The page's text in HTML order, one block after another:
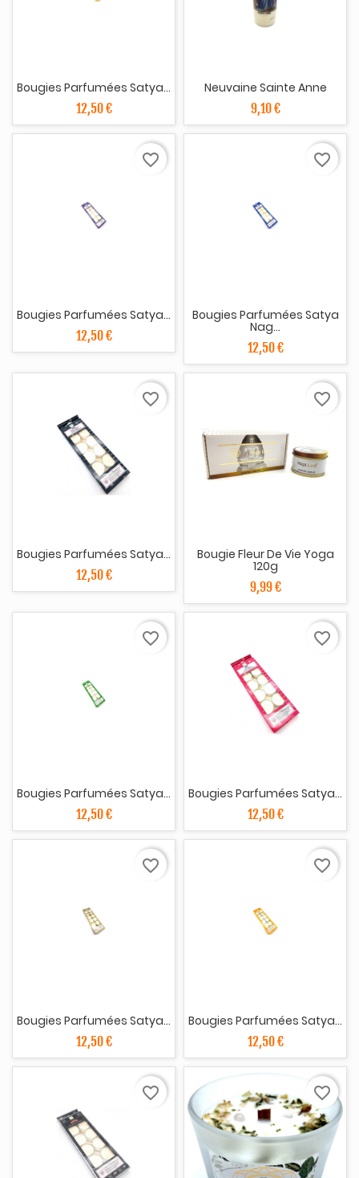
Bougies Parfumées Satya...
12,50 €
Neuvaine Sainte Anne
9,10 €
Bougies Parfumées Satya...
12,50 €
favorite_border
Bougies Parfumées Satya
Nag...
12,50 €
favorite_border
Bougies Parfumées Satya...
12,50 €
favorite_border
Bougie Fleur De Vie Yoga
120g
9,99 €
favorite_border
Bougies Parfumées Satya...
12,50 €
favorite_border
Bougies Parfumées Satya...
12,50 €
favorite_border
Bougies Parfumées Satya...
12,50 €
favorite_border
Bougies Parfumées Satya...
12,50 €
favorite_border
favorite_border favorite_border